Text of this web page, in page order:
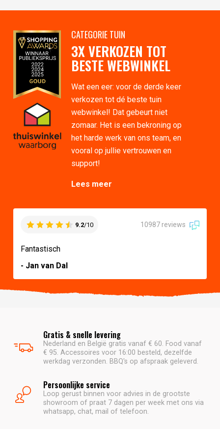
CATEGORIE TUIN
3X VERKOZEN TOT
BESTE WEBWINKEL
Wat een eer: voor de derde keer
verkozen tot dé beste tuin
webwinkel! Dat gebeurt niet
zomaar. Het is een bekroning op
het harde werk van ons team, en
vooral op jullie vertrouwen en
support!
Lees meer
9.2/10 10987 reviews
Fantastisch
- Jan van Dal
Gratis & snelle levering
Nederland en België gratis vanaf € 60. Food vanaf
€ 95. Accessoires voor 16:00 besteld, dezelfde
werkdag verzonden. BBQ's op afspraak geleverd.
Persoonlijke service
Loop gerust binnen voor advies in de grootste
showroom of praat 7 dagen per week met ons via
whatsapp, chat, mail of telefoon.